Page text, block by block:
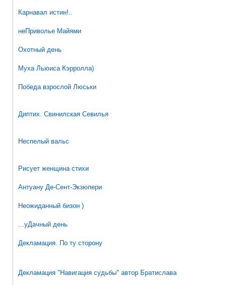
Карнавал истин!..
неПриволье Майями
Охотный день
Муха Льюиса Кэрролла)
Победа взрослой Люськи
Диптих. Свинилская Севилья
Неспелый вальс
Рисует женщина стихи
Антуану Де-Сент-Экзюпери
Неожиданный бизон )
...уДачный день
Декламация. По ту сторону
Декламация "Навигация судьбы" автор Братислава